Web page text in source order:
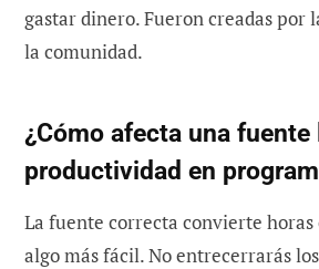
gastar dinero. Fueron creadas por
la comunidad.
¿Cómo afecta una fuente
productividad en
La fuente correcta convierte horas
algo más fácil. No entrecerrarás